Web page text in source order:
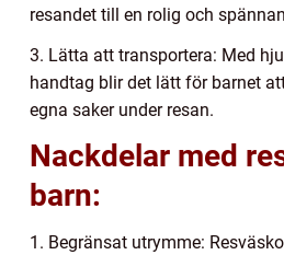
resandet till en rolig och
3. Lätta att transportera: Med
handtag blir det lätt för barnet
egna saker under resan.
Nackdelar med
barn:
1. Begränsat utrymme: